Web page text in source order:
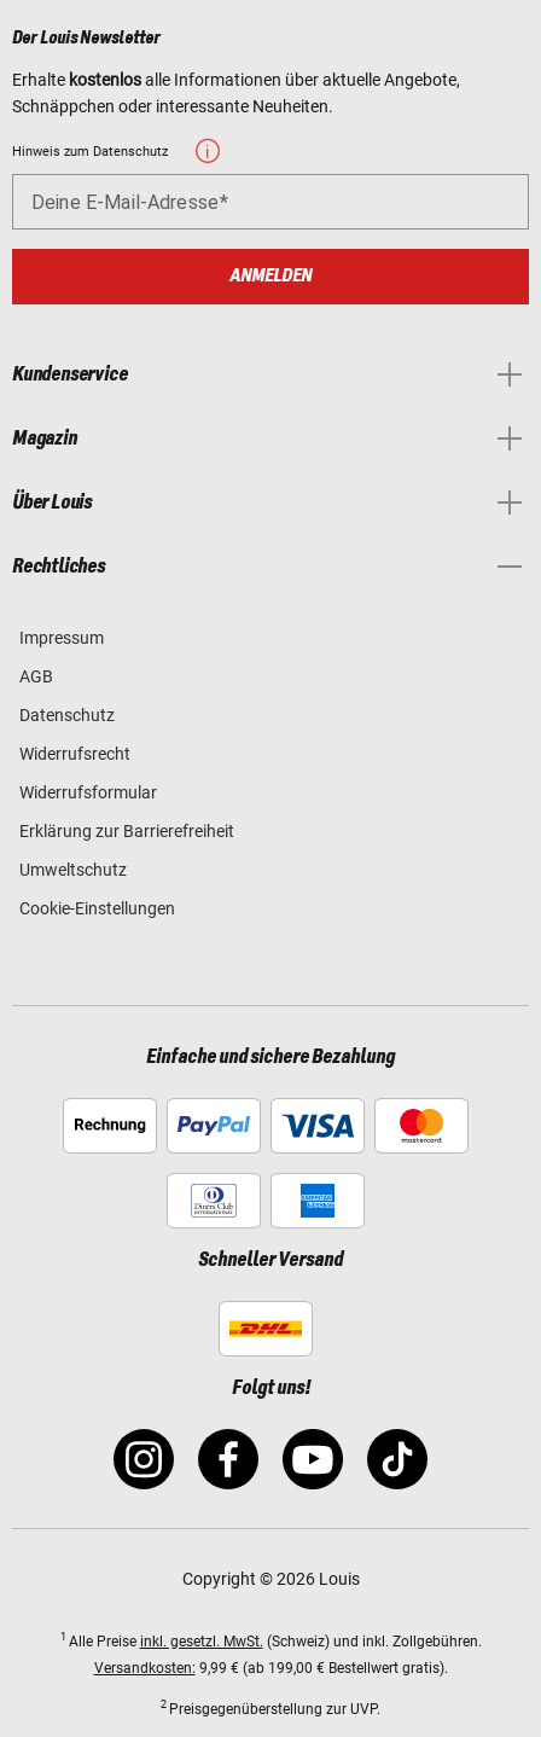
Der Louis Newsletter
Erhalte kostenlosalle Informationen über aktuelle Angebote,
Schnäppchen oder interessante Neuheiten.
Hinweis zum Datenschutz
Deine E-Mail-Adresse
ANMELDEN
Kundenservice
Magazin
Über Louis
Rechtliches
Impressum
AGB
Datenschutz
Widerrufsrecht
Widerrufsformular
Erklärung zur Barrierefreiheit
Umweltschutz
Cookie-Einstellungen
Einfache und sichere Bezahlung
Schneller Versand
Folgt uns!
Copyright © 2026 Louis
1 Alle Preise inkl. gesetzl. MwSt. (Schweiz) und inkl. Zollgebühren.
Versandkosten: 9,99 € (ab 199,00 € Bestellwert gratis).
2 Preisgegenüberstellung zur UVP.